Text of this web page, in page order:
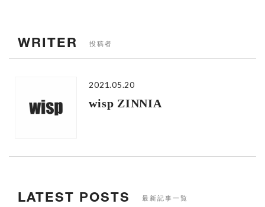
WRITER 投稿者
2021.05.20
wisp ZINNIA
LATEST POSTS 最新記事一覧